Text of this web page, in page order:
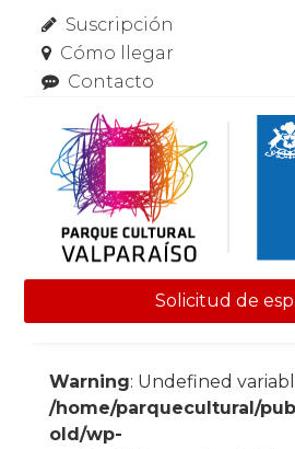
Suscripción
Cómo llegar
Contacto
Solicitud de
Warning: Undefined
/home/parquecultural/
old/wp-